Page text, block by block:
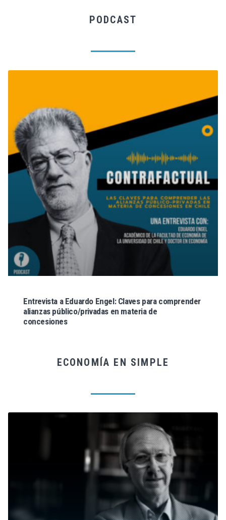
PODCAST
Entrevista a Eduardo Engel: Claves para comprender
alianzas público/privadas en materia de
concesiones
ECONOMÍA EN SIMPLE